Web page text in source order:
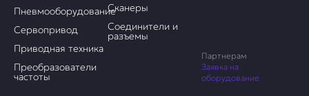
Пневмооборудование
Сервопривод
Приводная техника
Преобразователи
частоты
Сканеры
Соединители и
разъемы
Партнерам
Заявка на
оборудование